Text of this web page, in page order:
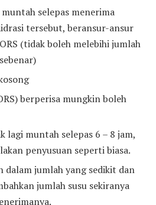
selepas menerima
tersebut, beransur-ansur
(tidak boleh melebihi jumlah
berperisa mungkin boleh
lagi muntah selepas 6 – 8 jam,
penyusuan seperti biasa.
dalam jumlah yang sedikit dan
jumlah susu sekiranya